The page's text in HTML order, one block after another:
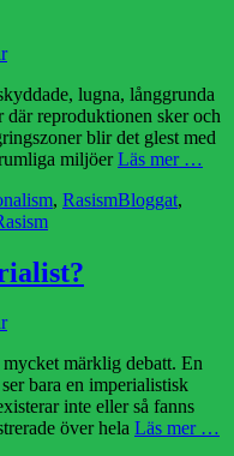
lugna, långgrunda
reproduktionen sker och
blir det glest med
miljöerLäs mer …
, RasismEtiketter
Bloggat,
märklig debatt. En
bara en imperialistisk
inte eller så fanns
över hela Läs mer …